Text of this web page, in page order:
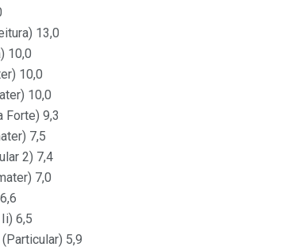
13,0
10,0
10,0
10,0
Forte) 9,3
7,5
2) 7,4
7,0
6,5
5,9